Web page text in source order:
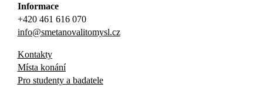
Informace
+420 461 616 070
info@smetanovalitomysl.cz
Kontakty
Místa konání
Pro studenty a badatele